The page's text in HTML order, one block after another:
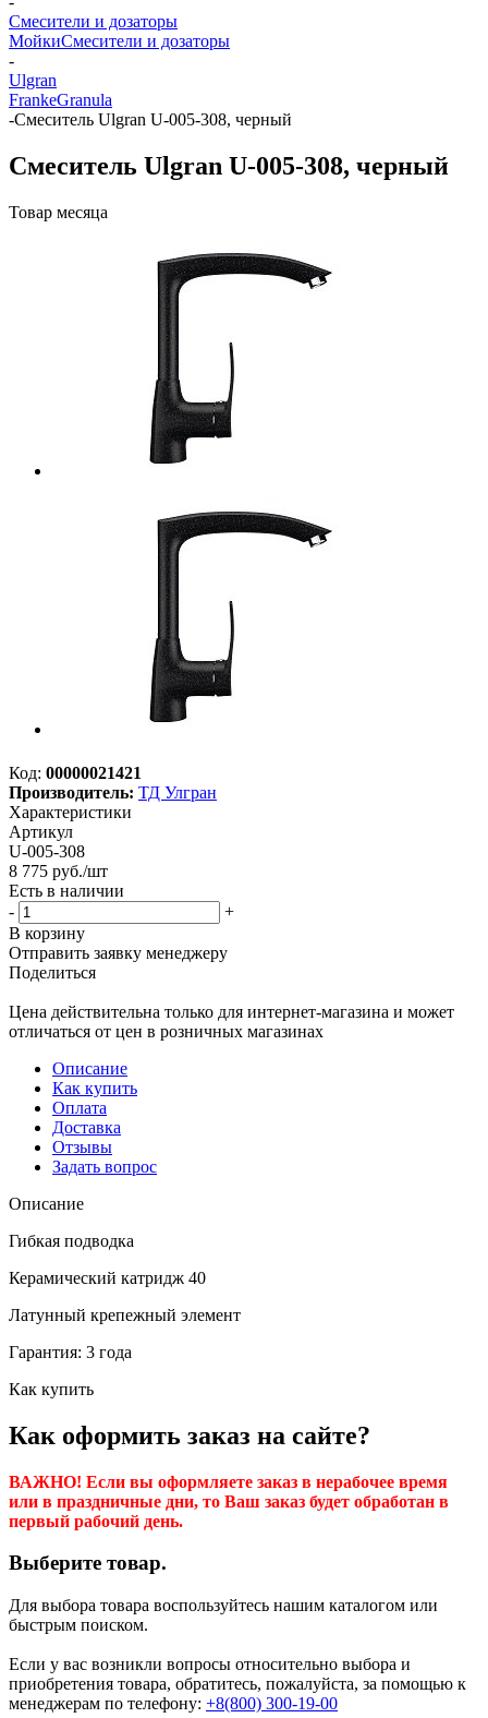
Смесители и дозаторы
МойкиСмесители и дозаторы
-
Ulgran
FrankeGranula
-Смеситель Ulgran U-005-308, черный
Смеситель Ulgran U-005-308, черный
Товар месяца
Код: 00000021421
Производитель: ТД Улгран
Характеристики
Артикул
U-005-308
8 775 руб./шт
Есть в наличии
-
+
В корзину
Отправить заявку менеджеру
Поделиться
Цена действительна только для интернет-магазина и может
отличаться от цен в розничных магазинах
Описание
Как купить
Оплата
Доставка
Отзывы
Задать вопрос
Описание
Гибкая подводка
Керамический катридж 40
Латунный крепежный элемент
Гарантия: 3 года
Как купить
Как оформить заказ на сайте?
ВАЖНО! Если вы оформляете заказ в нерабочее время
или в праздничные дни, то Ваш заказ будет обработан в
первый рабочий день.
Выберите товар.
Для выбора товара воспользуйтесь нашим каталогом или
быстрым поиском.
Если у вас возникли вопросы относительно выбора и
приобретения товара, обратитесь, пожалуйста, за помощью к
менеджерам по телефону: +8(800) 300-19-00